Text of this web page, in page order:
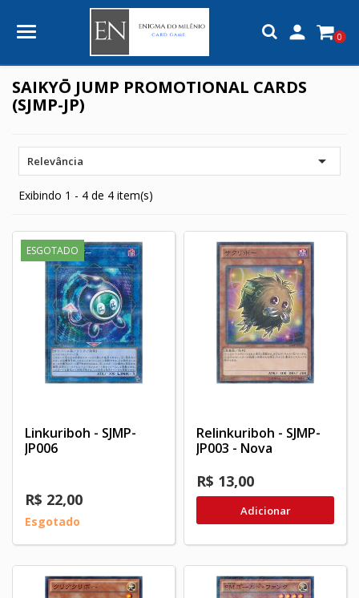
 0
SAIKYŌ JUMP PROMOTIONAL CARDS
(SJMP-JP)
Relevância 
Exibindo 1 - 4 de 4 item(s)
ESGOTADO
Linkuriboh - SJMP-
JP006
R$ 22,00
Esgotado
Relinkuriboh - SJMP-
JP003 - Nova
R$ 13,00
Adicionar